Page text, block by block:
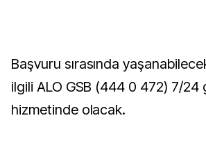
Başvuru sırasında
ilgili ALO GSB (444 0 472) 7/24
hizmetinde olacak.